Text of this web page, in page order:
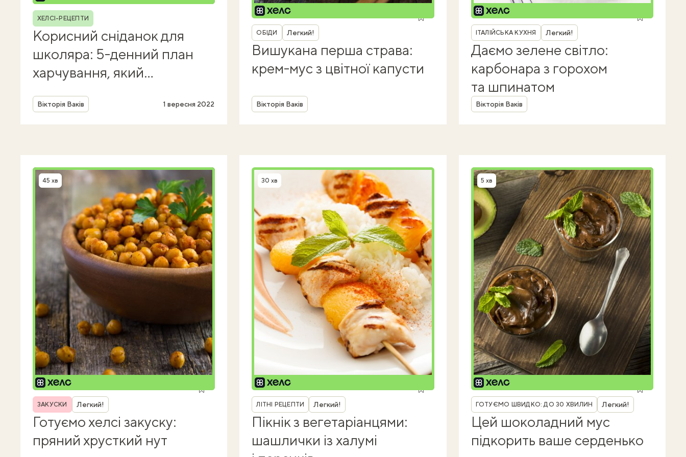
Рубрика
ХЕЛСІ-РЕЦЕПТИ
Корисний сніданок для
школяра: 5-денний план
харчування, який
Автор
Вікторія Ваків 1 вересня 2022
Рубрика
ОБІДИ Легкий!
Вишукана перша страва:
крем-мус з цвітної капусти
Автор
Вікторія Ваків
Рубрика
ІТАЛІЙСЬКА КУХНЯ Легкий!
Даємо зелене світло:
карбонара з горохом
та шпинатом
Автор
Вікторія Ваків
Час приготування
45 хв
Рубрика
ЗАКУСКИ Легкий!
Готуємо хелсі закуску:
пряний хрусткий нут
Час приготування
30 хв
Рубрика
ЛІТНІ РЕЦЕПТИ Легкий!
Пікнік з вегетаріанцями:
шашлички із халумі
Час приготування
5 хв
Рубрика
ГОТУЄМО ШВИДКО: ДО 30 ХВИЛИН Легкий!
Цей шоколадний мус
підкорить ваше серденько